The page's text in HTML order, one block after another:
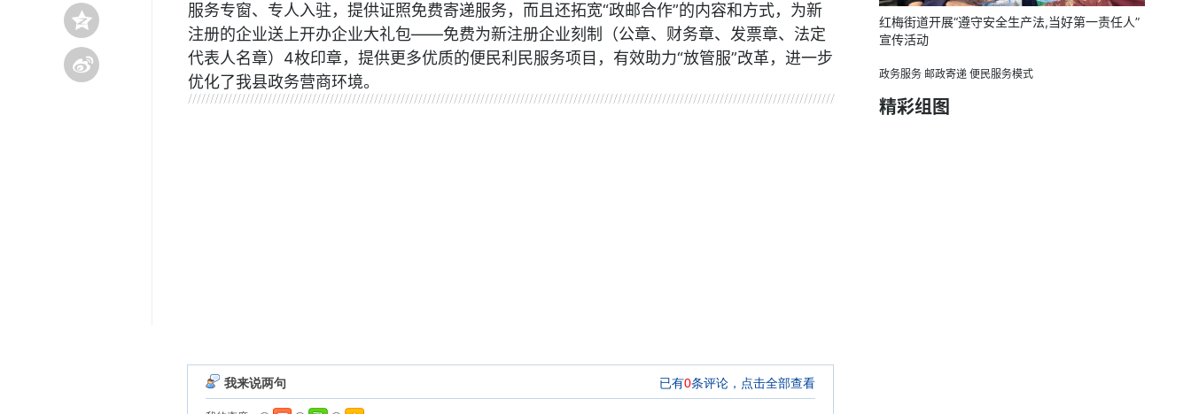
服务专窗、专人入驻，提供证照免费寄递服务，而且还拓宽“政邮合作”的内容和方式，为新
注册的企业送上开办企业大礼包——免费为新注册企业刻制（公章、财务章、发票章、法定
代表人名章）4枚印章，提供更多优质的便民利民服务项目，有效助力“放管服”改革，进一步
优化了我县政务营商环境。
红梅街道开展“遵守安全生产法,当好第一责任人”
宣传活动
政务服务 邮政寄递 便民服务模式
精彩组图